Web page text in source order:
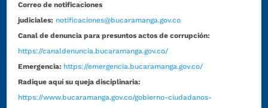
Correo de notificaciones
judiciales: notificaciones@bucaramanga.gov.co
Canal de denuncia para presuntos actos de corrupción:
https://canaldenuncia.bucaramanga.gov.co/
Emergencia: https://emergencia.bucaramanga.gov.co/
Radique aquí su queja disciplinaria:
https://www.bucaramanga.gov.co/gobierno-ciudadanos-